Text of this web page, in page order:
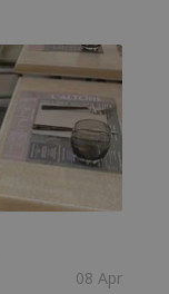
08 Apr